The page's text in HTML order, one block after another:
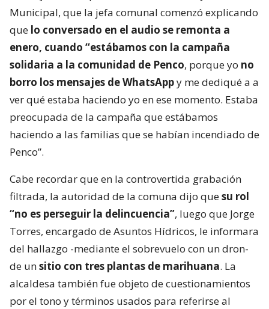
Municipal, que la jefa comunal comenzó explicando
que lo conversado en el audio se remonta a
enero, cuando “estábamos con la campaña
solidaria a la comunidad de Penco, porque yo no
borro los mensajes de WhatsAppy me dediqué a a
ver qué estaba haciendo yo en ese momento. Estaba
preocupada de la campaña que estábamos
haciendo a las familias que se habían incendiado de
Penco”.
Cabe recordar que en la controvertida grabación
filtrada, la autoridad de la comuna dijo quesu rol
“no es perseguir la delincuencia”, luego que Jorge
Torres, encargado de Asuntos Hídricos, le informara
del hallazgo -mediante el sobrevuelo con un dron-
de unsitio con tres plantas de marihuana. La
alcaldesa también fue objeto de cuestionamientos
por el tono y términos usados para referirse al